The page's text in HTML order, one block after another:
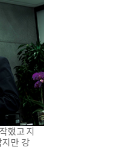
했고 지
만 강